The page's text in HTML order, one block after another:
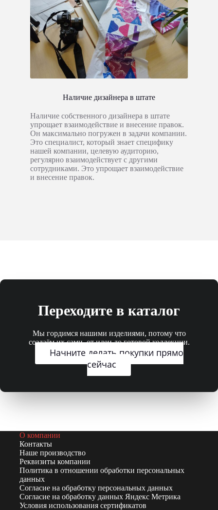
Наличие дизайнера в штате
Наличие собственного дизайнера в штате
упрощает взаимодействие и внесение правок.
Он максимально погружен в задачи компании.
Это специалист, который знает специфику
нашей компании, целевую аудиторию,
регулярно взаимодействует с другими
сотрудниками. Это упрощает взаимодействие
и внесение правок.
Переходите в каталог
Мы гордимся нашими изделиями, потому что
создаём их сами, от идеи до готовой коллекции.
Начните делать покупки прямо
сейчас
О компании
Контакты
Наше производство
Реквизиты компании
Политика в отношении обработки персональных
данных
Согласие на обработку персональных данных
Согласие на обработку данных Яндекс Метрика
Условия использования сертификатов